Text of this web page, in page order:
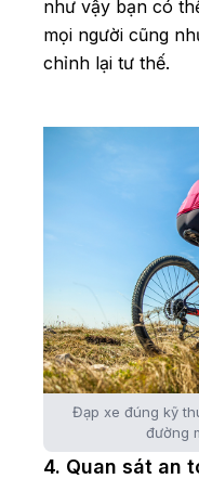
như vậy bạn có
mọi người cũng
chỉnh lại tư thế.
Đạp xe đúng kỹ
đường
4. Quan sát an